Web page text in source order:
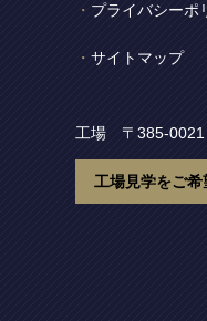
プライバシーポ
サイトマップ
工場 〒385-0021
工場見学をご